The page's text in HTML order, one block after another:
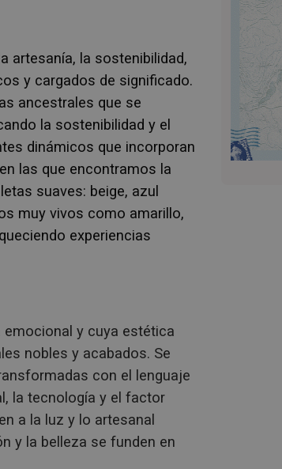
artesanía, la sostenibilidad,
y cargados de significado.
ancestrales que se
la sostenibilidad y el
dinámicos que incorporan
las que encontramos la
suaves: beige, azul
muy vivos como amarillo,
experiencias
y cuya estética
nobles y acabados. Se
con el lenguaje
la tecnología y el factor
a la luz y lo artesanal
y la belleza se funden en